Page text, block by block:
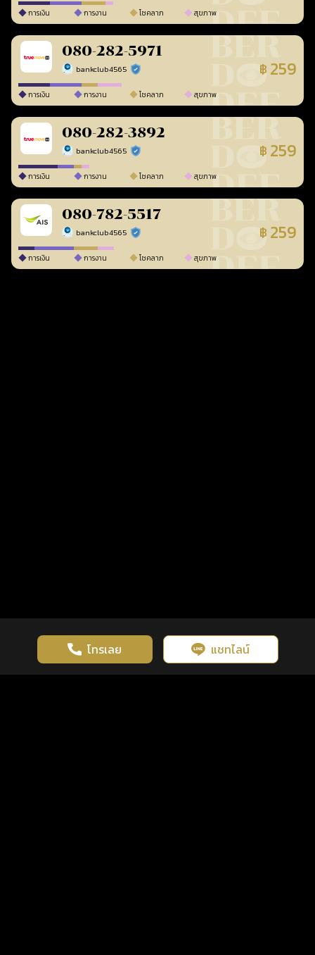
การเงิน การงาน โชคลาภ สุขภาพ
080-282-5971
bankclub4565 ร้านยืนยันแล้ว ฿ 259
การเงิน การงาน โชคลาภ สุขภาพ
080-282-3892
bankclub4565 ร้านยืนยันแล้ว ฿ 259
การเงิน การงาน โชคลาภ สุขภาพ
080-782-5517
bankclub4565 ร้านยืนยันแล้ว ฿ 259
การเงิน การงาน โชคลาภ สุขภาพ
โทรเลย แชทไลน์
เว็บไซต์นี้มีการใช้งานคุกกี้ เพื่อเพิ่มประสิทธิภาพและประสบการณ์ที่ดี
ในการใช้งานเว็บไซต์ นโยบายความเป็นส่วนตัว
รู้ก่อน พร้อมกว่า ทุกจังหวะชีวิต คลิกดูดวงฟรี